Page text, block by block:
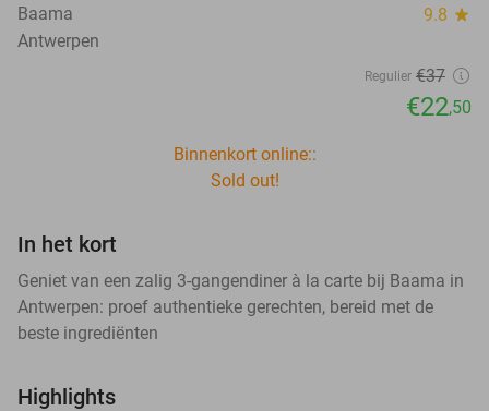
Baama 9.8 star
Antwerpen
Regulier €37
€22,50
Binnenkort online::
Sold out!
In het kort
Geniet van een zalig 3-gangendiner à la carte bij Baama in
Antwerpen: proef authentieke gerechten, bereid met de
beste ingrediënten
Highlights